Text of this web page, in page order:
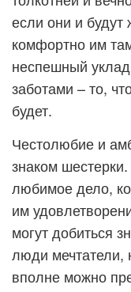
если они и будут
комфортно им
неспешный
заботами – то,
будет.
Честолюбие и
знаком
любимое дело,
им
могут добиться
люди мечтатели,
вполне можно